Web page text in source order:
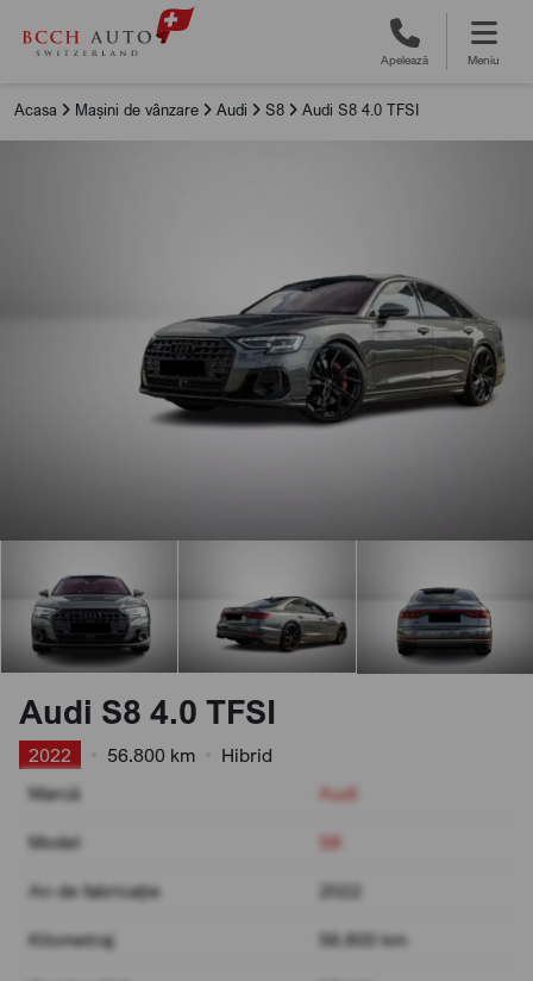
Apelează Meniu
Acasa Mașini de vânzare Audi S8 Audi S8 4.0 TFSI
Audi S8 4.0 TFSI
2022 56.800 km
Hibrid
Marcă
Audi
Model S8
An de fabricație 2022
Kilometraj 56.800 km